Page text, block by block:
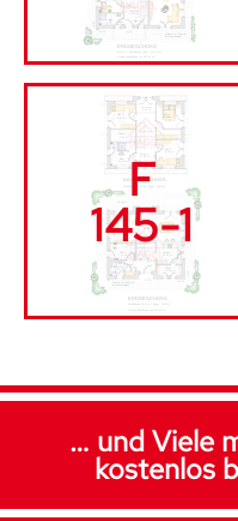
F
145-1
… und Viele
kostenlos